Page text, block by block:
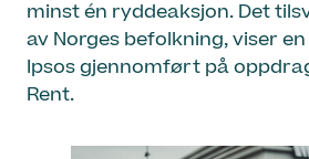
minst én ryddeaksjon. Det
av Norges befolkning, viser
Ipsos gjennomført på
Rent.